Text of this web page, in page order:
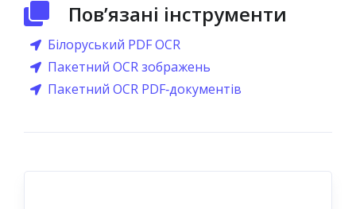
Пов’язані інструменти
Білоруський PDF OCR
Пакетний OCR зображень
Пакетний OCR PDF‑документів